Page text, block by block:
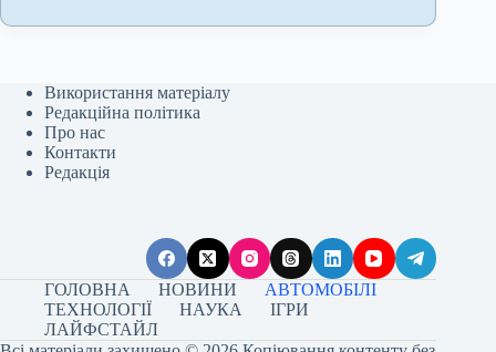
Використання матеріалу
Редакційна політика
Про нас
Контакти
Редакція
ГОЛОВНА НОВИНИ
АВТОМОБІЛІ
ТЕХНОЛОГІЇ
НАУКА
ІГРИ
ЛАЙФСТАЙЛ